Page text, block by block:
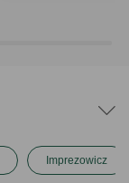
Imprezowicz